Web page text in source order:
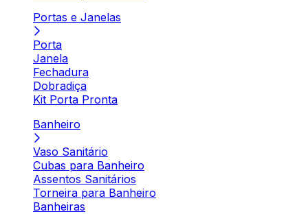
Portas e Janelas
Porta
Janela
Fechadura
Dobradiça
Kit Porta Pronta
Banheiro
Vaso Sanitário
Cubas para Banheiro
Assentos Sanitários
Torneira para Banheiro
Banheiras